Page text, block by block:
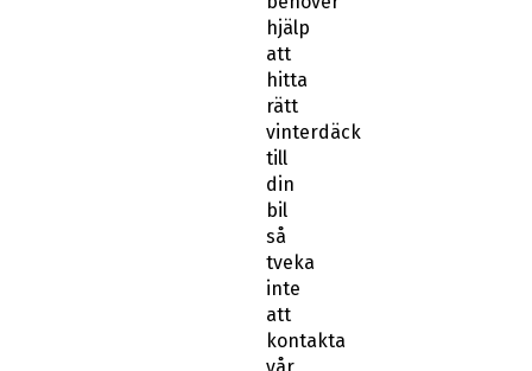
att
hitta
rätt
vinterdäck
till
din
bil
så
tveka
inte
att
kontakta
vår
kundtjänst.